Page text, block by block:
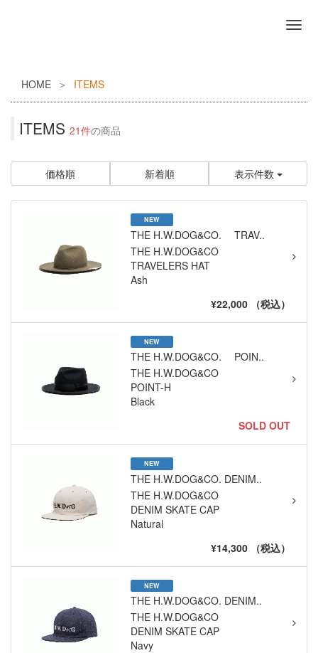
HOME ITEMS
ITEMS 21件の商品
価格順 新着順 表示件数
NEW
THE H.W.DOG&CO. TRAV..
THE H.W.DOG&CO
TRAVELERS HAT
Ash
¥22,000 （税込）
NEW
THE H.W.DOG&CO. POIN..
THE H.W.DOG&CO
POINT-H
Black
SOLD OUT
NEW
THE H.W.DOG&CO. DENIM..
THE H.W.DOG&CO
DENIM SKATE CAP
Natural
¥14,300 （税込）
NEW
THE H.W.DOG&CO. DENIM..
THE H.W.DOG&CO
DENIM SKATE CAP
Navy